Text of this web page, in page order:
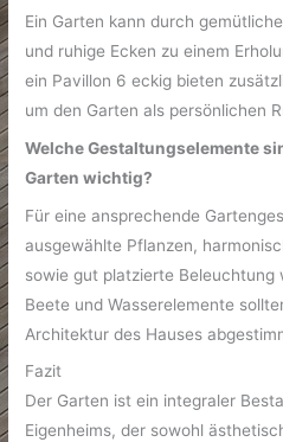
Ein Garten kann durch
und ruhige Ecken zu einem
ein Pavillon 6 eckig bieten
um den Garten als persönlichen
Welche Gestaltungselemente
Garten wichtig?
Für eine ansprechende
ausgewählte Pflanzen,
sowie gut platzierte Beleuchtung
Beete und Wasserelemente
Architektur des Hauses
Fazit
Der Garten ist ein integraler
Eigenheims, der sowohl